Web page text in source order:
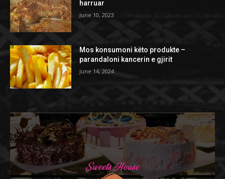
harruar
June 10, 2023
Mos konsumoni këto produkte –
parandaloni kancerin e gjirit
June 14, 2024